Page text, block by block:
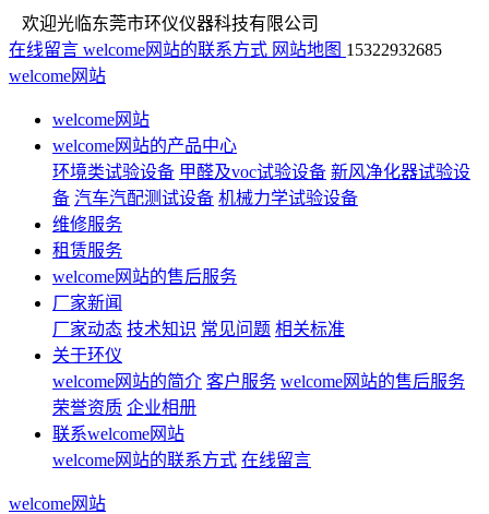
欢迎光临东莞市环仪仪器科技有限公司
在线留言 welcome网站的联系方式 网站地图 15322932685
welcome网站
welcome网站
welcome网站的产品中心
环境类试验设备 甲醛及voc试验设备 新风净化器试验设
备 汽车汽配测试设备 机械力学试验设备
维修服务
租赁服务
welcome网站的售后服务
厂家新闻
厂家动态 技术知识 常见问题 相关标准
关于环仪
welcome网站的简介 客户服务 welcome网站的售后服务
荣誉资质 企业相册
联系welcome网站
welcome网站的联系方式 在线留言
welcome网站